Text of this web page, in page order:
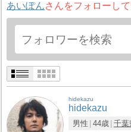
あいぽんさんをフォローし
hidekazu
hidekazu
男性 44歳 千葉